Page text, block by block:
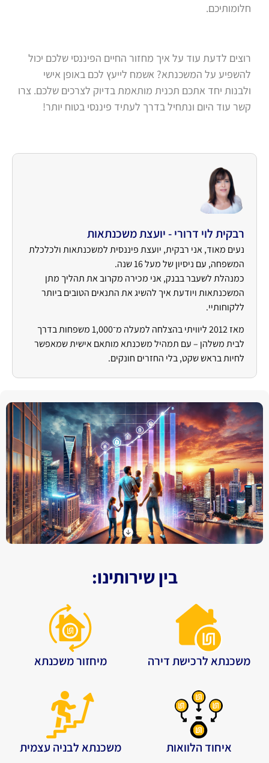
חלומותיכם.
רוצים לדעת עוד על איך מחזור החיים הפיננסי שלכם יכול
להשפיע על המשכנתא? אשמח לייעץ לכם באופן אישי
ולבנות יחד אתכם תכנית מותאמת בדיוק לצרכים שלכם. צרו
קשר עוד היום ונתחיל בדרך לעתיד פיננסי בטוח יותר!
רבקית לוי דרורי - יועצת משכנתאות
נעים מאוד, אני רבקית, יועצת פיננסית למשכנתאות ולכלכלת
המשפחה, עם ניסיון של מעל 16 שנה.
כמנהלת לשעבר בבנק, אני מכירה מקרוב את תהליך מתן
המשכנתאות ויודעת איך להשיג את התנאים הטובים ביותר
ללקוחותיי.
מאז 2012 ליוויתי בהצלחה למעלה מ־1,000 משפחות בדרך
לבית משלהן – עם תמהיל משכנתא מותאם אישית שמאפשר
לחיות בראש שקט, בלי החזרים חונקים.
בין שירותינו:
משכנתא לרכישת דירה מיחזור משכנתא
איחוד הלוואות משכנתא לבניה עצמית